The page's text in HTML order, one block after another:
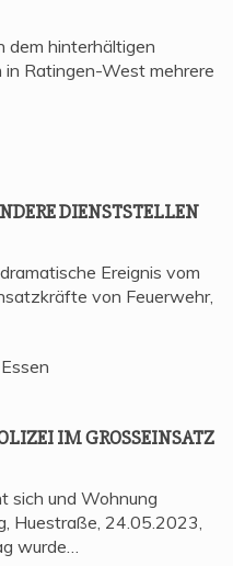
dem hinterhältigen
in Ratingen-West mehrere
DIENSTSTELLEN
Ereignis vom
von Feuerwehr,
IM GROSSEINSATZ
sich und Wohnung
Huestraße, 24.05.2023,
wurde…